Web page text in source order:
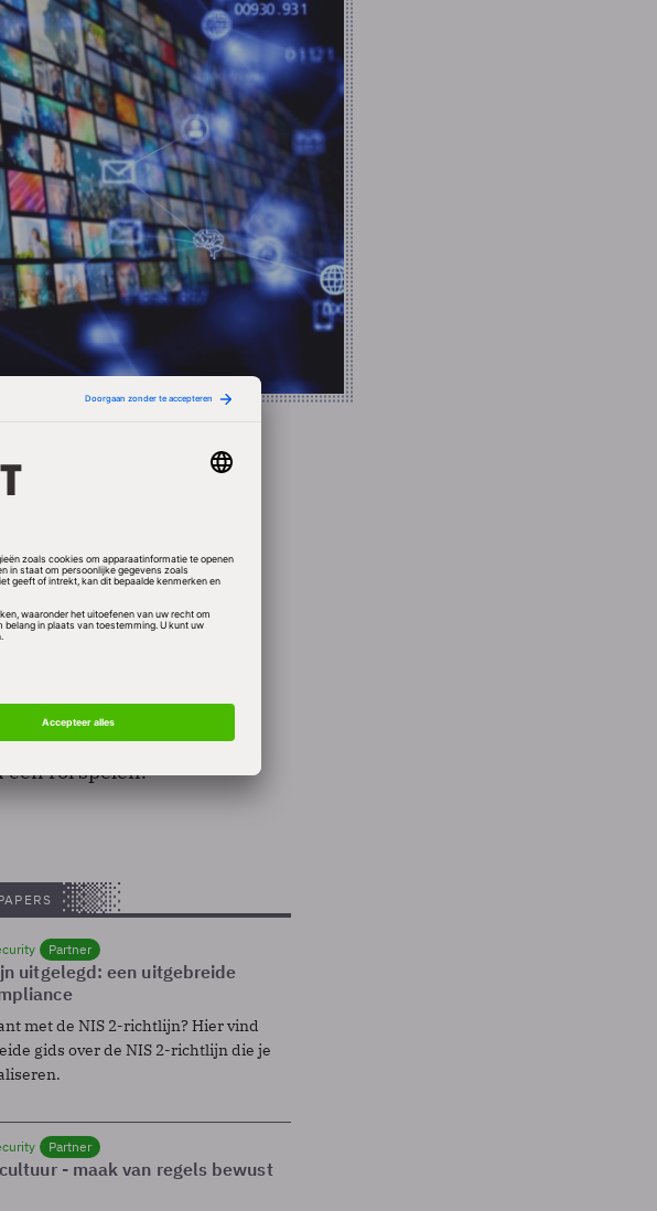
exemplaren van
kwartaal, maar
met 26 procent.
van de iPhone
introductie van
zoals die
een rol spelen.
Partner
uitgelegd: een uitgebreide
met de NIS 2-richtlijn? Hier vind
gids over de NIS 2-richtlijn die je
Partner
- maak van regels bewust